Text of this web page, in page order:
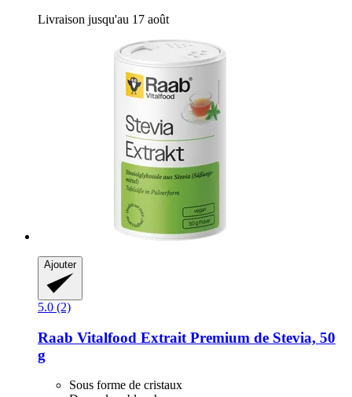
Livraison jusqu'au 17 août
Ajouter
5.0 (2)
Raab Vitalfood Extrait Premium de Stevia, 50
g
Sous forme de cristaux